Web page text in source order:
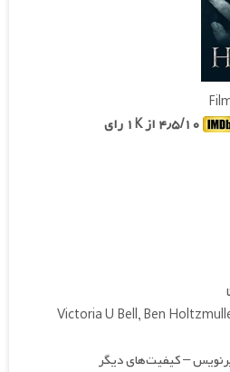
– کیفیت‌های دیگر